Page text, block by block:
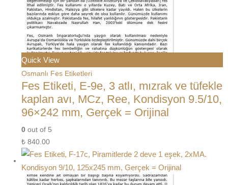
Quick View
Osmanlı Fes Etiketleri
Fes Etiketi, E-9e, 3 atlı, mızrak ve tüfekle
kaplan avı, MCz, Ree, Kondisyon 9.5/10,
96×242 mm, Gerçek = Orijinal
0 out of 5
₺ 840.00